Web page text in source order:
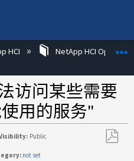
HCI NetApp HCI
访问某些需要
用的服务"
Public
not set